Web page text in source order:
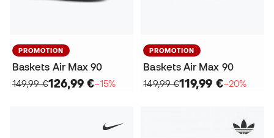
PROMOTION
Baskets Air Max 90
149,99 €126,99 €−15%
PROMOTION
Baskets Air Max 90
149,99 €119,99 €−20%